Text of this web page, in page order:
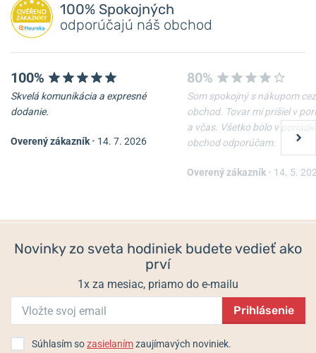
Pridať dotaz
100% Spokojných
odporúčajú náš obchod
100%
Skvelá komunikácia a expresné
dodanie.
Overený zákazník • 14. 7. 2026
80%
Som spokojný s nákupom cez
obchod. Tovar mi prišiel v
a včas. Všetko bolo v
obchod odporúčam.
Overený zákazník • 14. 5.
Novinky zo sveta hodiniek budete vedieť ako
prví
1x za mesiac, priamo do e-mailu
Prihlásenie
Súhlasím sozasielanímzaujímavých noviniek.